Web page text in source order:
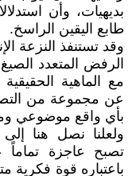
بديهيات، وأن
طابع اليقين الراسخ.
وقد تستنفذ النزعة
الرفض المتعدد
مع الماهية
عن مجموعة من
بأي واقع موضوعي
ولعلنا نصل هنا
تصبح عاجزة تماماً
باعتباره قوة فكرية